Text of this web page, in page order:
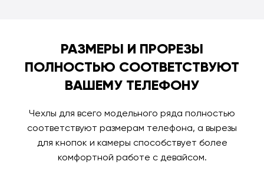
РАЗМЕРЫ И ПРОРЕЗЫ
ПОЛНОСТЬЮ СООТВЕТСТВУЮТ
ВАШЕМУ ТЕЛЕФОНУ
Чехлы для всего модельного ряда полностью
соответствуют размерам телефона, а вырезы
для кнопок и камеры способствует более
комфортной работе с девайсом.